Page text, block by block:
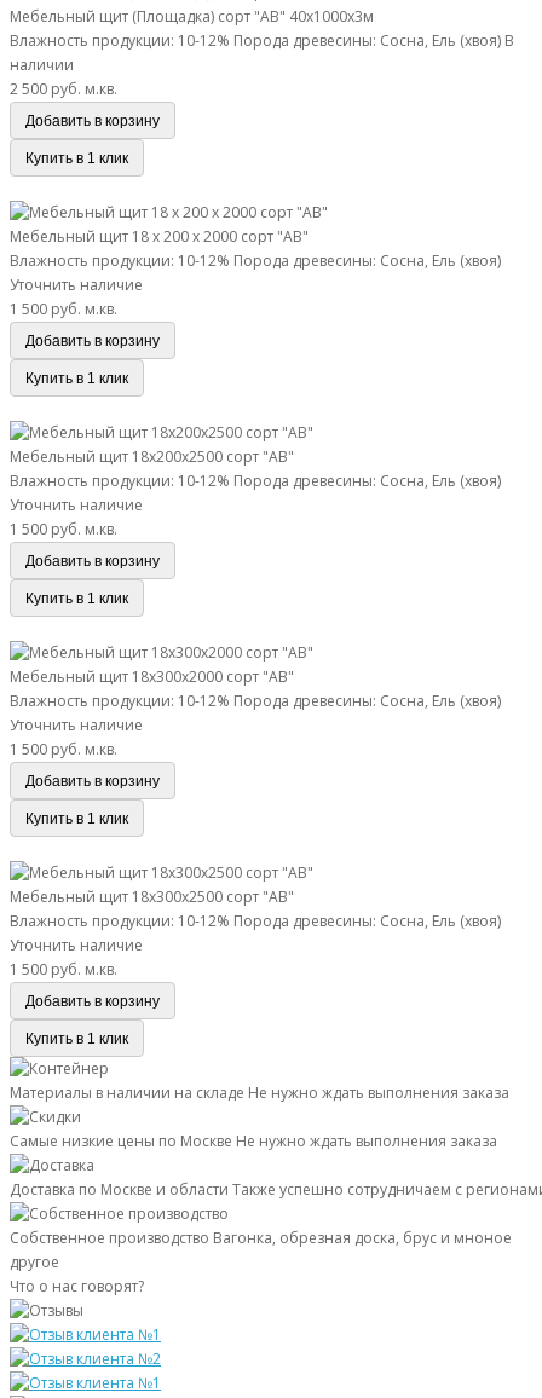
Мебельный щит (Площадка) сорт "АВ" 40х1000х3м
Влажность продукции: 10-12% Порода древесины: Сосна, Ель (хвоя) В
наличии
2 500 руб. м.кв.
Добавить в корзину
Купить в 1 клик
Мебельный щит 18 х 200 х 2000 сорт "АВ"
Влажность продукции: 10-12% Порода древесины: Сосна, Ель (хвоя)
Уточнить наличие
1 500 руб. м.кв.
Добавить в корзину
Купить в 1 клик
Мебельный щит 18х200х2500 сорт "АВ"
Влажность продукции: 10-12% Порода древесины: Сосна, Ель (хвоя)
Уточнить наличие
1 500 руб. м.кв.
Добавить в корзину
Купить в 1 клик
Мебельный щит 18х300х2000 сорт "АВ"
Влажность продукции: 10-12% Порода древесины: Сосна, Ель (хвоя)
Уточнить наличие
1 500 руб. м.кв.
Добавить в корзину
Купить в 1 клик
Мебельный щит 18х300х2500 сорт "АВ"
Влажность продукции: 10-12% Порода древесины: Сосна, Ель (хвоя)
Уточнить наличие
1 500 руб. м.кв.
Добавить в корзину
Купить в 1 клик
Материалы в наличии на складе Не нужно ждать выполнения заказа
Самые низкие цены по Москве Не нужно ждать выполнения заказа
Доставка по Москве и области Также успешно сотрудничаем с
Собственное производство Вагонка, обрезная доска, брус и мноное
другое
Что о нас говорят?